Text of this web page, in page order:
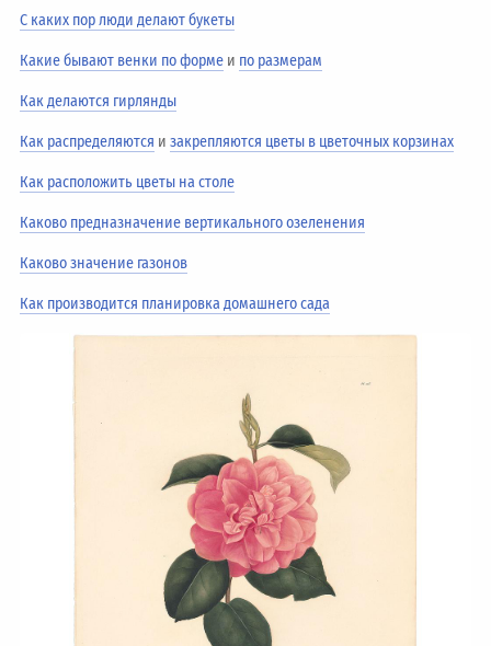
С каких пор люди делают букеты
Какие бывают венки по форме и по размерам
Как делаются гирлянды
Как распределяются изакрепляются цветы в цветочных корзинах
Как расположить цветы на столе
Каково предназначение вертикального озеленения
Каково значение газонов
Как производится планировка домашнего сада